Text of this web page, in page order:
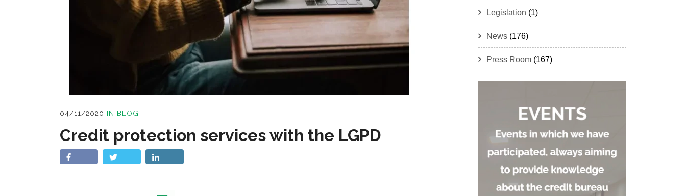
04/11/2020 IN BLOG
Credit protection services with the LGPD
Legislation (1)
News (176)
Press Room (167)